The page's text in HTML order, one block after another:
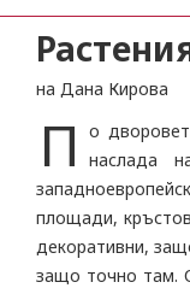
на Дана Кирова
П
о
наслада
площади,
декоративни,
защо точно там.